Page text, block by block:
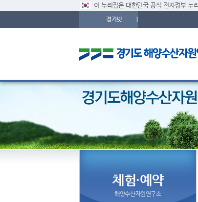
이 누리집은 대한민국 공식 전자정부 누
경기넷
해양수산자원연구소
체험·예약